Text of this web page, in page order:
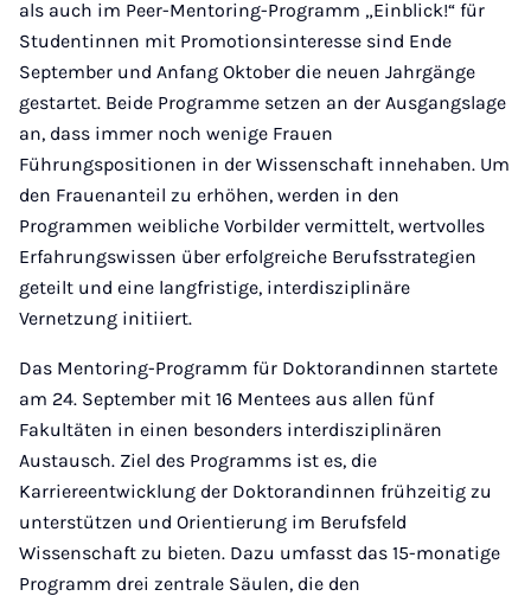
als auch im Peer-Mentoring-Programm „Einblick!“ für
Studentinnen mit Promotionsinteresse sind Ende
September und Anfang Oktober die neuen Jahrgänge
gestartet. Beide Programme setzen an der Ausgangslage
an, dass immer noch wenige Frauen
Führungspositionen in der Wissenschaft innehaben. Um
den Frauenanteil zu erhöhen, werden in den
Programmen weibliche Vorbilder vermittelt, wertvolles
Erfahrungswissen über erfolgreiche Berufsstrategien
geteilt und eine langfristige, interdisziplinäre
Vernetzung initiiert.
Das Mentoring-Programm für Doktorandinnen startete
am 24. September mit 16 Mentees aus allen fünf
Fakultäten in einen besonders interdisziplinären
Austausch. Ziel des Programms ist es, die
Karriereentwicklung der Doktorandinnen frühzeitig zu
unterstützen und Orientierung im Berufsfeld
Wissenschaft zu bieten. Dazu umfasst das 15-monatige
Programm drei zentrale Säulen, die den